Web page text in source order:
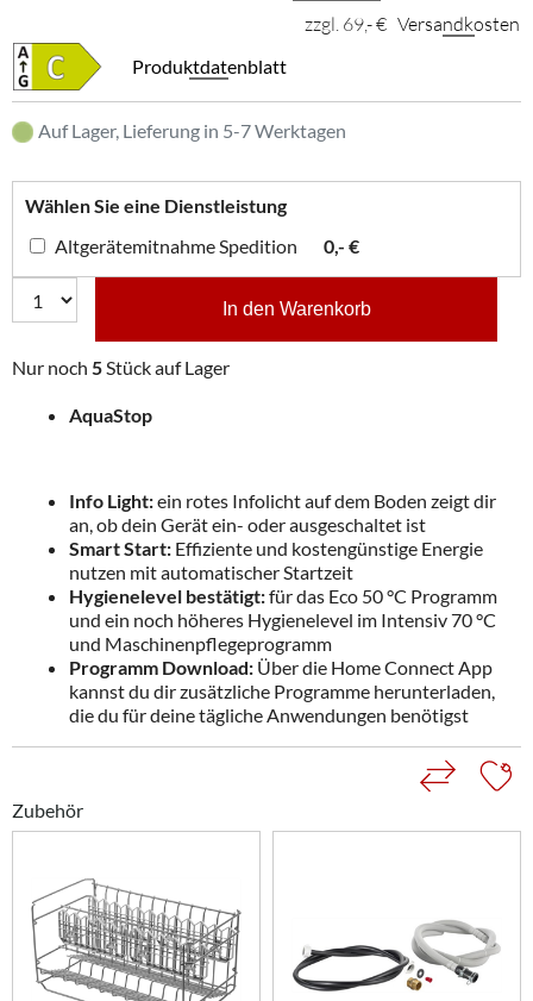
zzgl. 69,- € Versandkosten
Produktdatenblatt
Auf Lager, Lieferung in 5-7 Werktagen
Wählen Sie eine Dienstleistung
Altgerätemitnahme Spedition
0,- €
In den Warenkorb
Nur noch 5Stück auf Lager
AquaStop
Info Light:ein rotes Infolicht auf dem Boden zeigt dir
an, ob dein Gerät ein- oder ausgeschaltet ist
Smart Start: Effiziente und kostengünstige Energie
nutzen mit automatischer Startzeit
Hygienelevel bestätigt:für das Eco 50 °C Programm
und ein noch höheres Hygienelevel im Intensiv 70 °C
und Maschinenpflegeprogramm
Programm Download: Über die Home Connect App
kannst du dir zusätzliche Programme herunterladen,
die du für deine tägliche Anwendungen benötigst
Zubehör